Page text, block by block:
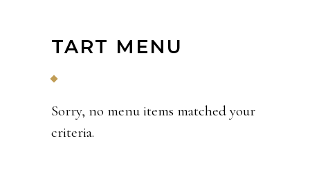
TART MENU
Sorry, no menu items matched your
criteria.